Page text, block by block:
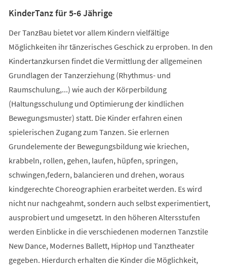
KinderTanz für 5-6 Jährige
Der TanzBau bietet vor allem Kindern vielfältige
Möglichkeiten ihr tänzerisches Geschick zu erproben. In den
Kindertanzkursen findet die Vermittlung der allgemeinen
Grundlagen der Tanzerziehung (Rhythmus- und
Raumschulung,...) wie auch der Körperbildung
(Haltungsschulung und Optimierung der kindlichen
Bewegungsmuster) statt. Die Kinder erfahren einen
spielerischen Zugang zum Tanzen. Sie erlernen
Grundelemente der Bewegungsbildung wie kriechen,
krabbeln, rollen, gehen, laufen, hüpfen, springen,
schwingen,federn, balancieren und drehen, woraus
kindgerechte Choreographien erarbeitet werden. Es wird
nicht nur nachgeahmt, sondern auch selbst experimentiert,
ausprobiert und umgesetzt. In den höheren Altersstufen
werden Einblicke in die verschiedenen modernen Tanzstile
New Dance, Modernes Ballett, HipHop und Tanztheater
gegeben. Hierdurch erhalten die Kinder die Möglichkeit,